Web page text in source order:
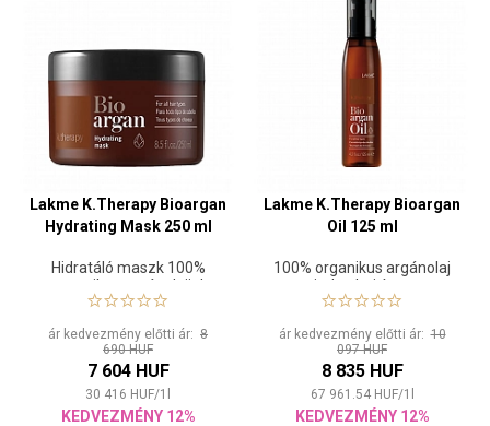
Lakme K.Therapy Bioargan
Hydrating Mask 250 ml
Hidratáló maszk 100%
organikus argánolajjal
ár kedvezmény előtti ár: 8
690 HUF
7 604 HUF
30 416 HUF/1
KEDVEZMÉNY 12%
Lakme K.Therapy Bioargan
Oil 125 ml
100% organikus argánolaj
minden hajtípusra
ár kedvezmény előtti ár:10
097 HUF
8 835 HUF
67 961.54 HUF/1
KEDVEZMÉNY 12%